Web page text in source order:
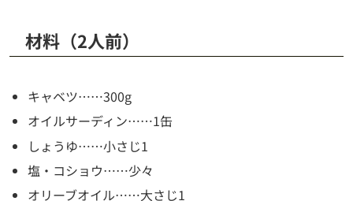
材料（2人前）
キャベツ……300g
オイルサーディン……1缶
しょうゆ……小さじ1
塩・コショウ……少々
オリーブオイル……大さじ1